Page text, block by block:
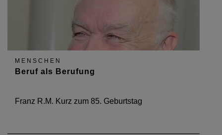
MENSCHEN
Beruf als Berufung
Franz R.M. Kurz zum 85. Geburtstag